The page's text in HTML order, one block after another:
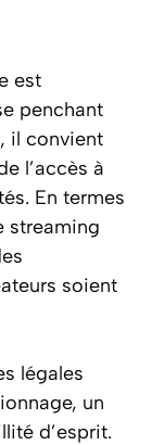
est
penchant
il convient
l’accès à
En termes
streaming
soient
légales
un
d’esprit.